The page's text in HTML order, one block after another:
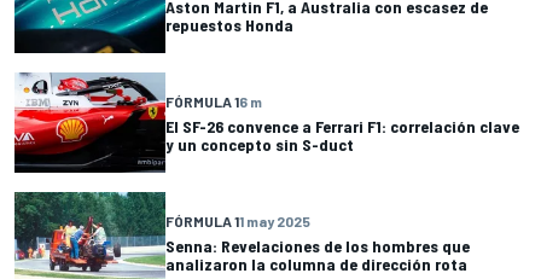
Aston Martin F1, a Australia con escasez de
repuestos Honda
FÓRMULA 16 m
El SF-26 convence a Ferrari F1: correlación clave
y un concepto sin S-duct
FÓRMULA 11 may 2025
Senna: Revelaciones de los hombres que
analizaron la columna de dirección rota